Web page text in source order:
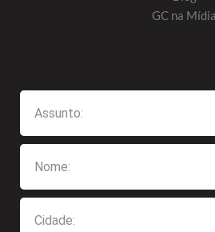
GC na Mídia